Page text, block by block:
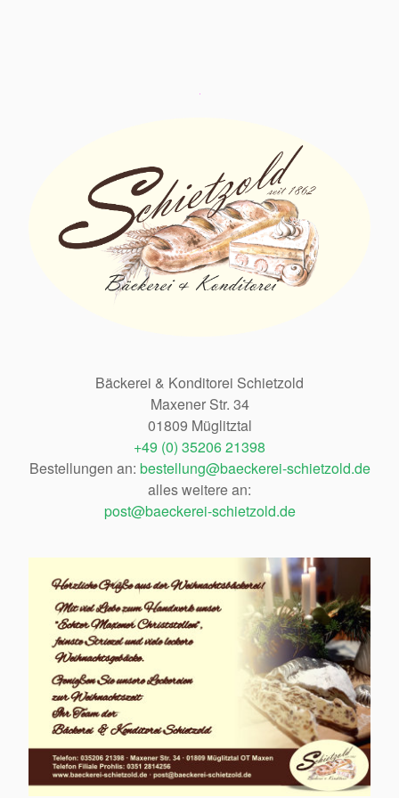
Bäckerei & Konditorei Schietzold
Maxener Str. 34
01809 Müglitztal
+49 (0) 35206 21398
Bestellungen an: bestellung@baeckerei-schietzold.de
alles weitere an:
post@baeckerei-schietzold.de